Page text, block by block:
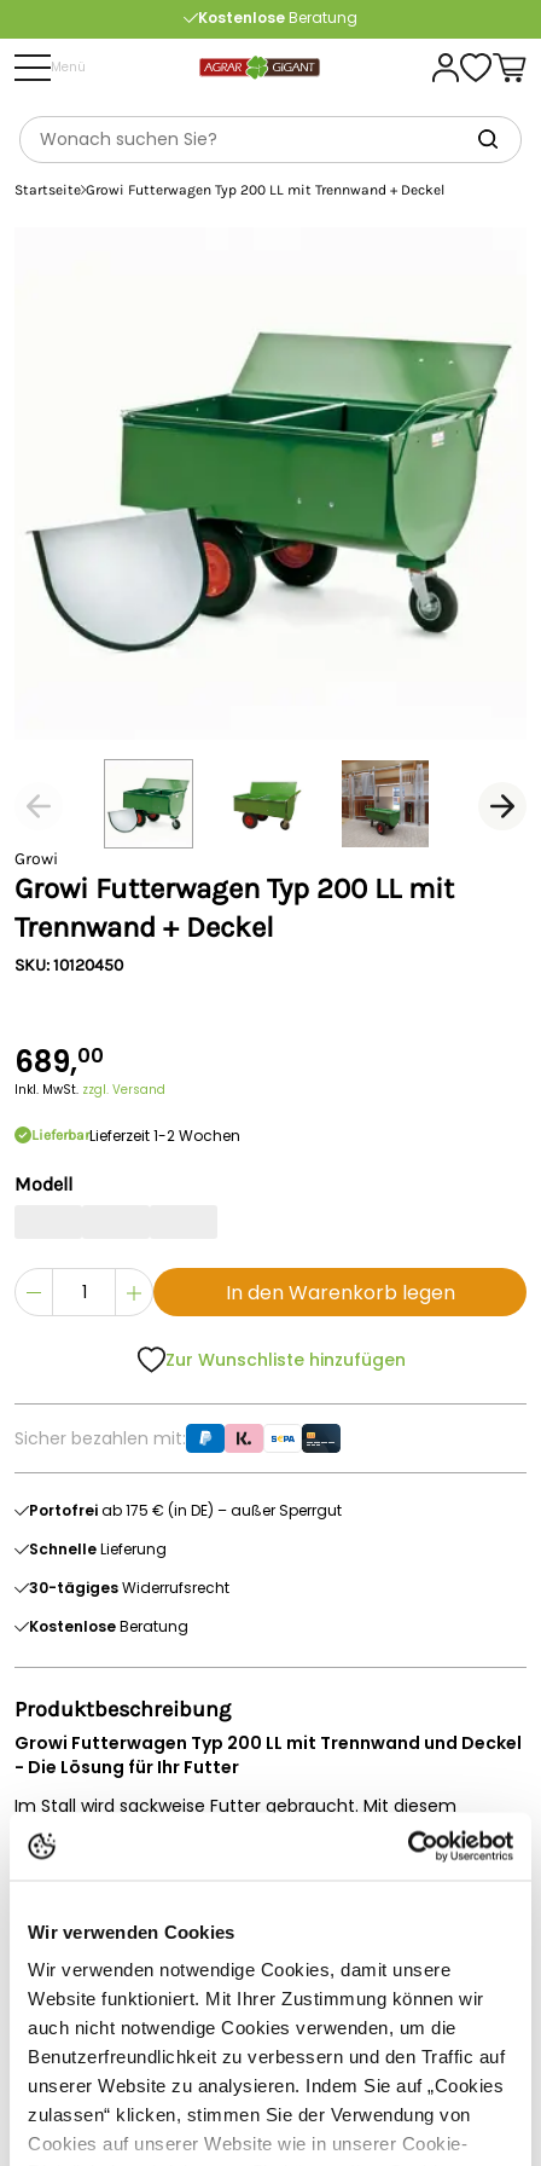
Wir verwenden Cookies
Wir verwenden notwendige Cookies, damit unsere
Website funktioniert. Mit Ihrer Zustimmung können wir
auch nicht notwendige Cookies verwenden, um die
Benutzerfreundlichkeit zu verbessern und den Traffic auf
unserer Website zu analysieren. Indem Sie auf „Cookies
zulassen“ klicken, stimmen Sie der Verwendung von
Cookies auf unserer Website wie in unserer Cookie-
KostenloseBeratung
ab 175 € (in DE) – außer Sperrgut
Menü
Startseite Growi Futterwagen Typ 200 LL mit Trennwand + Deckel
Growi
Growi Futterwagen Typ 200 LL mit
Trennwand + Deckel
SKU: 10120450
689,00
Inkl. MwSt. zzgl. Versand
LieferbarLieferzeit 1-2 Wochen
Modell
In den Warenkorb legen
Zur Wunschliste hinzufügen
Sicher bezahlen mit:
Portofreiab 175 € (in DE) – außer Sperrgut
SchnelleLieferung
30-tägigesWiderrufsrecht
KostenloseBeratung
Produktbeschreibung
Growi Futterwagen Typ 200 LL mit Trennwand und Deckel
- Die Lösung für Ihr Futter
Im Stall wird sackweise Futter gebraucht. Mit diesem
Futterwagen wird das Füttern zum Kinderspiel. Ganz unter
dem Motto:
robusteTransportgerät ist für das effiziente Transportieren
von Futter von einem Ort zum anderen konzipiert. Mit
seinen luftbereiften Rädern und der luftbereiften Lenkrolle
und gestalted das Schieben
leicht und mühelos. Dies führt zu einer erheblichen
Arbeitserleichterung bei der täglichen Fütterung.
Der Futterwagen sticht durch seine hohe
Kapazität von
200 Litern hervor. Damit können ca. 130 kg Schrotohne
Schwierigkeiten bewegt werden. Mit dieser Eigenschaft
Vollständige Beschreibung lesen
Kundenbewertungen